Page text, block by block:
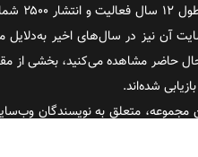
روز آنلاین روزنامه‌ای
وب‌سایت آن نیز در سال‌های اخیر
حاضر مشاهده می‌کنید، بخشی از
شده‌اند.
مجموعه، متعلق به نویسندگان